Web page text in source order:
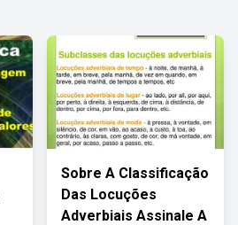
Sobre A Classificação
Das Locuções
Adverbiais Assinale A